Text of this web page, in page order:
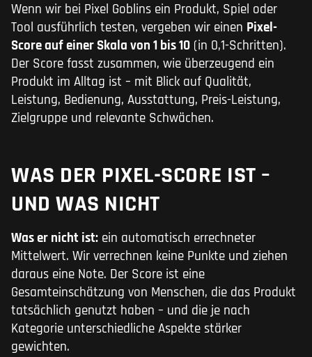
Wenn wir bei Pixel Goblins ein Produkt, Spiel oder
Tool ausführlich testen, vergeben wir einen Pixel-
Score auf einer Skala von 1 bis 10 (in 0,1-Schritten).
Der Score fasst zusammen, wie überzeugend ein
Produkt im Alltag ist – mit Blick auf Qualität,
Leistung, Bedienung, Ausstattung, Preis-Leistung,
Zielgruppe und relevante Schwächen.
WAS DER PIXEL-SCORE IST –
UND WAS NICHT
Was er nicht ist: ein automatisch errechneter
Mittelwert. Wir verrechnen keine Punkte und ziehen
daraus eine Note. Der Score ist eine
Gesamteinschätzung von Menschen, die das Produkt
tatsächlich genutzt haben – und die je nach
Kategorie unterschiedliche Aspekte stärker
gewichten.